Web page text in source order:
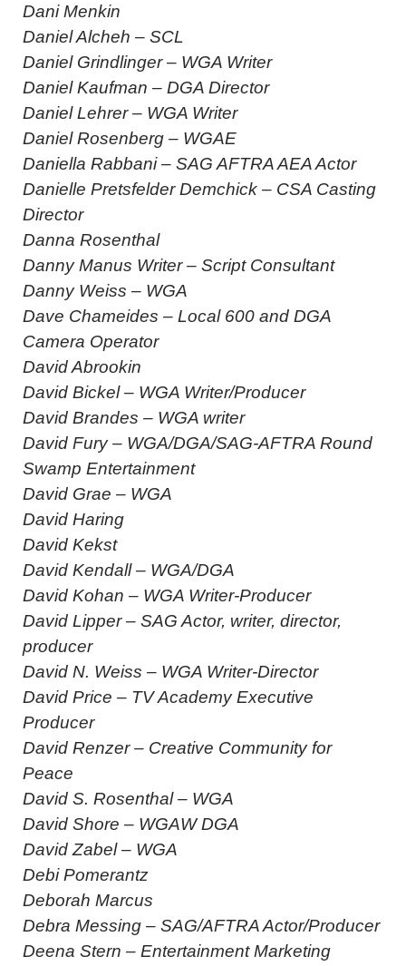
Dani Menkin
Daniel Alcheh – SCL
Daniel Grindlinger – WGA Writer
Daniel Kaufman – DGA Director
Daniel Lehrer – WGA Writer
Daniel Rosenberg – WGAE
Daniella Rabbani – SAG AFTRA AEA Actor
Danielle Pretsfelder Demchick – CSA Casting
Director
Danna Rosenthal
Danny Manus Writer – Script Consultant
Danny Weiss – WGA
Dave Chameides – Local 600 and DGA
Camera Operator
David Abrookin
David Bickel – WGA Writer/Producer
David Brandes – WGA writer
David Fury – WGA/DGA/SAG-AFTRA Round
Swamp Entertainment
David Grae – WGA
David Haring
David Kekst
David Kendall – WGA/DGA
David Kohan – WGA Writer-Producer
David Lipper – SAG Actor, writer, director,
producer
David N. Weiss – WGA Writer-Director
David Price – TV Academy Executive
Producer
David Renzer – Creative Community for
Peace
David S. Rosenthal – WGA
David Shore – WGAW DGA
David Zabel – WGA
Debi Pomerantz
Deborah Marcus
Debra Messing – SAG/AFTRA Actor/Producer
Deena Stern – Entertainment Marketing